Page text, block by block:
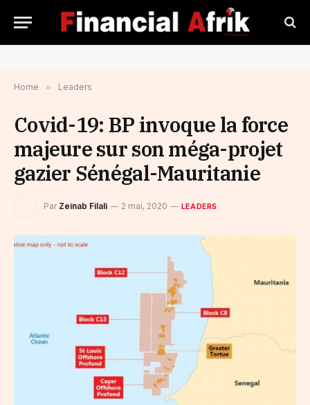
Home » Leaders
Covid-19: BP invoque la force
majeure sur son méga-projet
gazier Sénégal-Mauritanie
Par Zeinab Filali 2 mai, 2020 LEADERS